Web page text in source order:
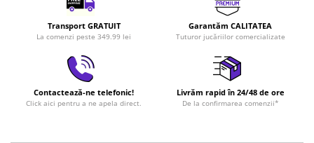
Transport GRATUIT
La comenzi peste 349.99 lei
Garantăm CALITATEA
Tuturor jucăriilor comercializate
Contactează-ne telefonic!
Click aici pentru a ne apela direct.
Livrăm rapid în 24/48 de ore
De la confirmarea comenzii*